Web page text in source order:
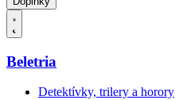
Beletria
Detektívky, trilery a horory